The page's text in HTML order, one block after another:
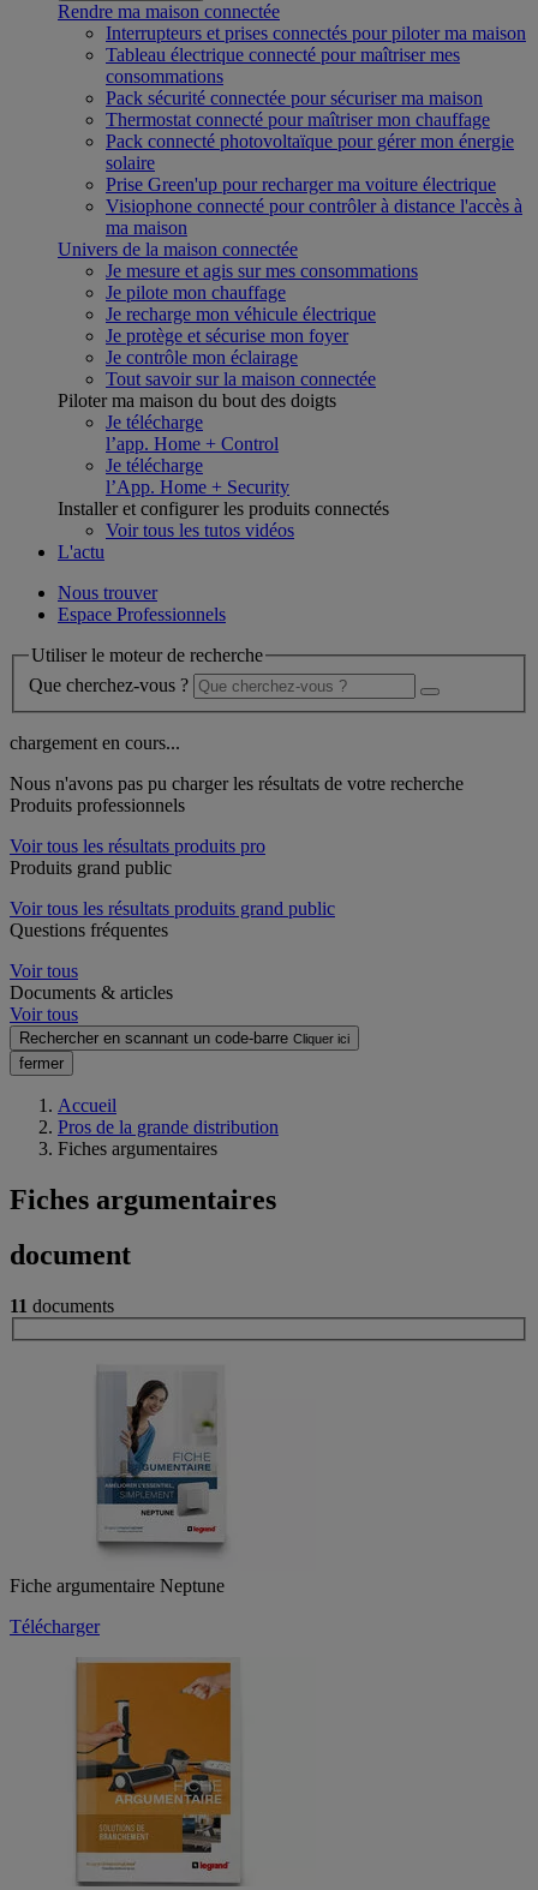
Rendre ma maison connectée
Interrupteurs et prises connectés pour piloter ma maison
Tableau électrique connecté pour maîtriser mes
consommations
Pack sécurité connectée pour sécuriser ma maison
Thermostat connecté pour maîtriser mon chauffage
Pack connecté photovoltaïque pour gérer mon énergie
solaire
Prise Green'up pour recharger ma voiture électrique
Visiophone connecté pour contrôler à distance l'accès à
ma maison
Univers de la maison connectée
Je mesure et agis sur mes consommations
Je pilote mon chauffage
Je recharge mon véhicule électrique
Je protège et sécurise mon foyer
Je contrôle mon éclairage
Tout savoir sur la maison connectée
Piloter ma maison du bout des doigts
Je télécharge
l’app. Home + Control
Je télécharge
l’App. Home + Security
Installer et configurer les produits connectés
Voir tous les tutos vidéos
L'actu
Nous trouver
Espace Professionnels
Utiliser le moteur de recherche
Que cherchez-vous ?
chargement en cours...
Nous n'avons pas pu charger les résultats de votre recherche
Produits professionnels
Voir tous les résultats produits pro
Produits grand public
Voir tous les résultats produits grand public
Questions fréquentes
Voir tous
Documents & articles
Voir tous
Rechercher en scannant un code-barre Cliquer ici
fermer
Accueil
Pros de la grande distribution
Fiches argumentaires
Fiches argumentaires
document
11 documents
Fiche argumentaire Neptune
Télécharger